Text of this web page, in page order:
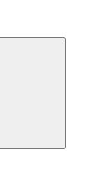
み（日本）
（米国/英語）